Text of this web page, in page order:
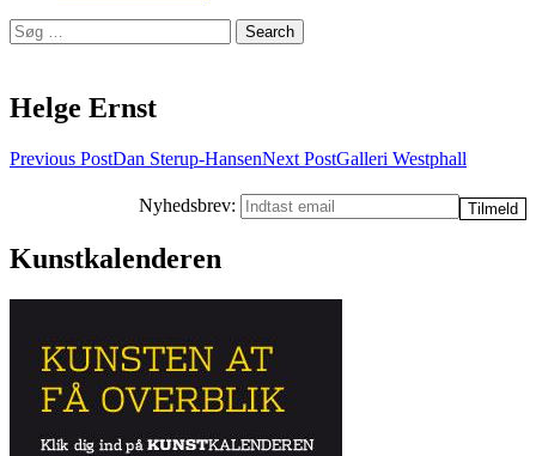
Search
for:
Helge Ernst
Post
Previous PostDan Sterup-HansenNext PostGalleri Westphall
Nyhedsbrev:
Kunstkalenderen